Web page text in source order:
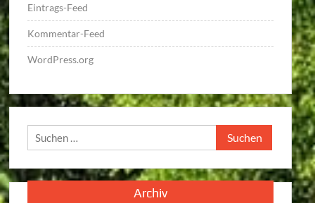
Eintrags-Feed
Kommentar-Feed
WordPress.org
Suchen
nach:
Archiv